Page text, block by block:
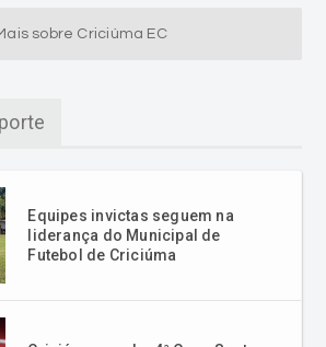
sobre Criciúma EC
Equipes invictas seguem na
liderança do Municipal de
Futebol de Criciúma